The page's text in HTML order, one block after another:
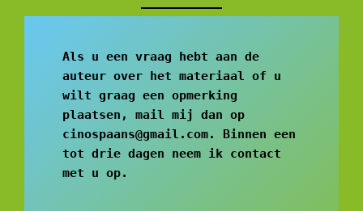
Als u een vraag hebt aan de
auteur over het materiaal of u
wilt graag een opmerking
plaatsen, mail mij dan op
cinospaans@gmail.com. Binnen een
tot drie dagen neem ik contact
met u op.